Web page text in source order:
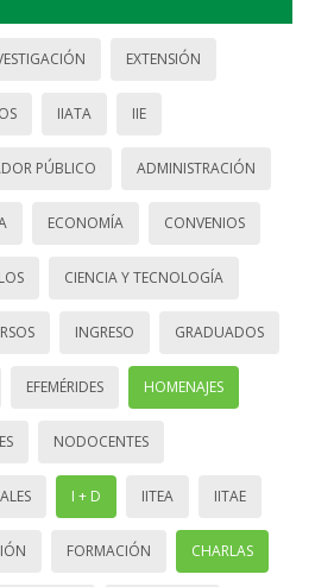
EXTENSIÓN
IIATA IIE
PÚBLICO ADMINISTRACIÓN
ECONOMÍA CONVENIOS
CIENCIA Y TECNOLOGÍA
INGRESO GRADUADOS
EFEMÉRIDES HOMENAJES
NODOCENTES
I + D IITEA IITAE
FORMACIÓN CHARLAS